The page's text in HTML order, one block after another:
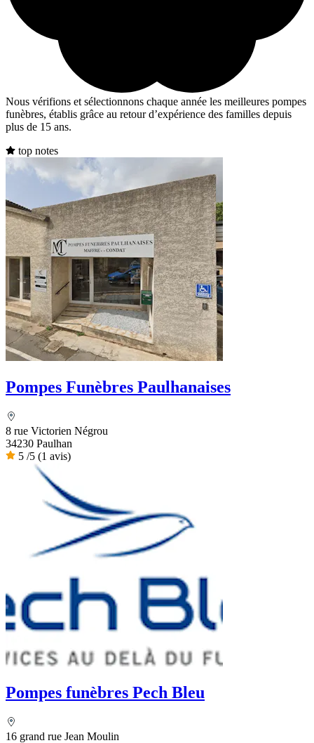
Nous vérifions et sélectionnons chaque année les meilleures pompes
funèbres, établis grâce au retour d’expérience des familles depuis
plus de 15 ans.
top notes
Pompes Funèbres Paulhanaises
8 rue Victorien Négrou
34230 Paulhan
5 /5 (1 avis)
Pompes funèbres Pech Bleu
16 grand rue Jean Moulin